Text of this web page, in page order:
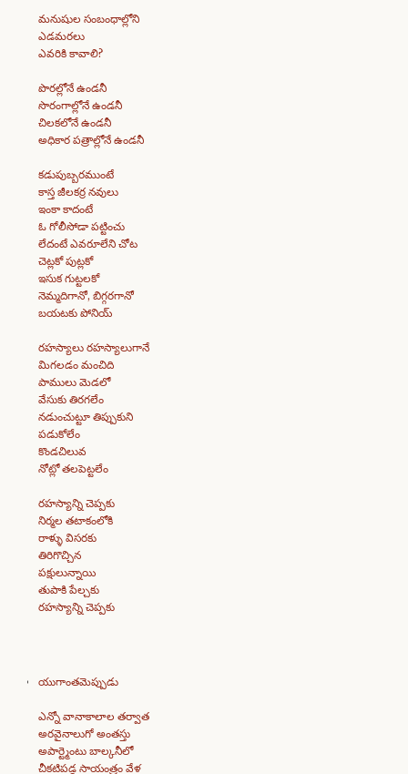
మనుషుల సంబంధాల్లోని
ఎడమరలు
ఎవరికి కావాలి?
పొరల్లోనే ఉండనీ
సొరంగాల్లోనే ఉండనీ
చిలకలోనే ఉండనీ
అధికార పత్రాల్లోనే ఉండనీ
కడుపుబ్బరముంటే
కాస్త జీలకర్ర నవులు
ఇంకా కాదంటే
ఓ గోలీసోడా పట్టించు
లేదంటే ఎవరూలేని చోట
చెట్లకో పుట్లకో
ఇసుక గుట్టలకో
నెమ్మదిగానో, బిగ్గరగానో
బయటకు పోనియ్
రహస్యాలు రహస్యాలుగానే
మిగలడం మంచిది
పాములు మెడలో
వేసుకు తిరగలేం
నడుంచుట్టూ తిప్పుకుని
పడుకోలేం
కొండచిలువ
నోట్లో తలపెట్టలేం
రహస్యాన్ని చెప్పకు
నిర్మల తటాకంలోకి
రాళ్ళు విసరకు
తిరిగొచ్చిన
పక్షులున్నాయి
తుపాకి పేల్చకు
రహస్యాన్ని చెప్పకు
యుగాంతమెప్పుడు
ఎన్నో వానాకాలాల తర్వాత
అరవైనాలుగో అంతస్తు
అపార్ట్మెంటు బాల్కనీలో
చీకటిపడ్డ సాయంత్రం వేళ